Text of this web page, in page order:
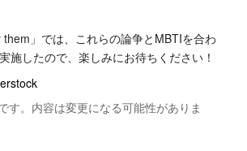
」では、これらの論争とMBTIを合わ
施したので、楽しみにお待ちください！
す。内容は変更になる可能性がありま